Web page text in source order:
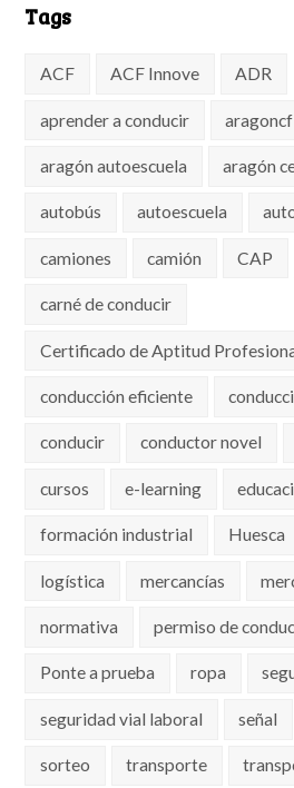
Tags
ACF ACF Innove ADR
aprender a conducir aragoncf
aragón autoescuela aragón
autobús autoescuela
camiones camión CAP
carné de conducir
Certificado de Aptitud
conducción eficiente
conducir conductor novel
cursos e-learning
formación industrial Huesca
logística mercancías
normativa permiso de
Ponte a prueba ropa
seguridad vial laboral señal
sorteo transporte